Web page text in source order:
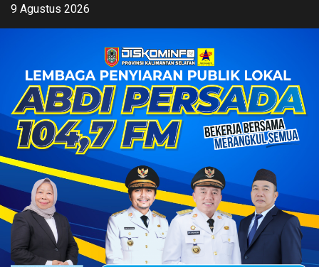
Skip9 Agustus 2026